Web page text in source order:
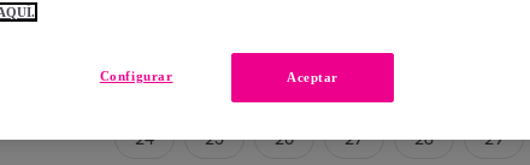
Elige tu modelo
24 25 26 27 28 29
Aceptar
Configurar